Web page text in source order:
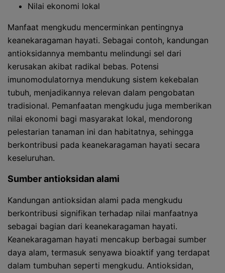
Nilai ekonomi lokal
Manfaat mengkudu mencerminkan pentingnya
keanekaragaman hayati. Sebagai contoh, kandungan
antioksidannya membantu melindungi sel dari
kerusakan akibat radikal bebas. Potensi
imunomodulatornya mendukung sistem kekebalan
tubuh, menjadikannya relevan dalam pengobatan
tradisional. Pemanfaatan mengkudu juga memberikan
nilai ekonomi bagi masyarakat lokal, mendorong
pelestarian tanaman ini dan habitatnya, sehingga
berkontribusi pada keanekaragaman hayati secara
keseluruhan.
Sumber antioksidan alami
Kandungan antioksidan alami pada mengkudu
berkontribusi signifikan terhadap nilai manfaatnya
sebagai bagian dari keanekaragaman hayati.
Keanekaragaman hayati mencakup berbagai sumber
daya alam, termasuk senyawa bioaktif yang terdapat
dalam tumbuhan seperti mengkudu. Antioksidan,